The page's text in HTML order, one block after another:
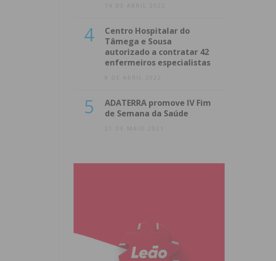
14 DE ABRIL 2022
4
Centro Hospitalar do
Tâmega e Sousa
autorizado a contratar 42
enfermeiros especialistas
8 DE ABRIL 2022
5
ADATERRA promove IV Fim
de Semana da Saúde
21 DE MAIO 2021